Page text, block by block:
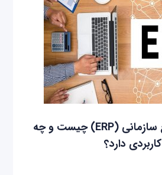
برنامه‌ریزی منابع سازمانی (ERP) چیست و چه
کاربردی دارد؟